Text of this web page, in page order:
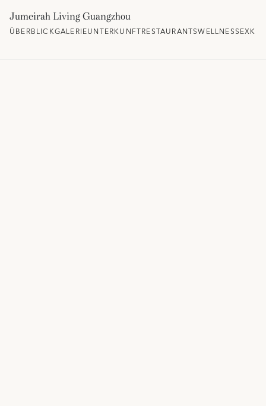
Jumeirah Living Guangzhou
ÜBERBLICKGALERIEUNTERKUNFTRESTAURANTSWELLNESS